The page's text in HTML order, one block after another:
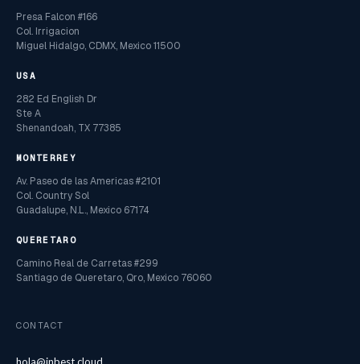
Presa Falcon #166
Col. Irrigacion
Miguel Hidalgo, CDMX, Mexico 11500
USA
282 Ed English Dr
Ste A
Shenandoah, TX 77385
MONTERREY
Av. Paseo de las Americas #2101
Col. Country Sol
Guadalupe, N.L., Mexico 67174
QUERETARO
Camino Real de Carretas #299
Santiago de Queretaro, Qro, Mexico 76060
CONTACT